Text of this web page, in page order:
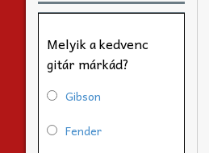
Melyik a kedvenc
gitár márkád?
Gibson
Fender